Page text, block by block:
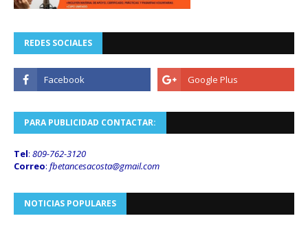
REDES SOCIALES
PARA PUBLICIDAD CONTACTAR:
Tel: 809-762-3120
Correo: fbetancesacosta@gmail.com
NOTICIAS POPULARES